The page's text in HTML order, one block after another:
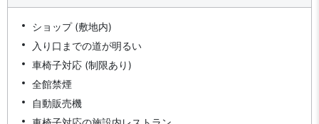
ショップ (敷地内)
入り口までの道が明るい
車椅子対応 (制限あり)
全館禁煙
自動販売機